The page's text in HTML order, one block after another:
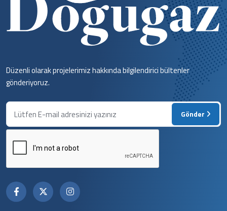
Düzenli olarak projelerimiz hakkında bilgilendirici bültenler
gönderiyoruz.
Gönder